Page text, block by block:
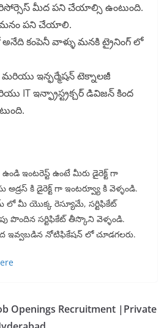
రిసోర్సెస్ మీద పని చేయాల్సి ఉంటుంది.
పని చేయాలి.
కంపెనీ వాళ్ళు మనకి ట్రైనింగ్ లో
ఇన్ఫర్మేషన్ టెక్నాలజీ
IT ఇన్ఫ్రాస్ట్రక్చర్ డివిజన్ కింద
ఇంటరెస్ట్ ఉంటే మీరు డైరెక్ట్ గా
కి డైరెక్ట్ గా ఇంటర్వ్యూ కి వెళ్ళండి.
లో మీ యొక్క రెస్యూమే, సర్టిఫికేట్
పొందిన సర్టిఫికేట్ తీస్కొని వెళ్ళండి.
ఇవ్వబడిన నోటిఫికేషన్ లో చూడగలరు.
Openings Recruitment |Private